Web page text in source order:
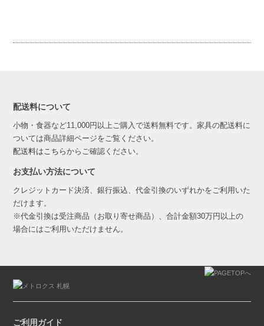
配送料について
小物・食器など11,000円以上ご購入で送料無料です。家具の配送料に
ついては商品詳細ページをご覧ください。
配送料はこちらからご確認ください。
お支払い方法について
クレジットカード決済、銀行振込、代金引換のいずれかをご利用いた
だけます。
※代金引換は受注商品（お取り寄せ商品）、合計金額30万円以上の
場合にはご利用いただけません。
ご利用ガイド